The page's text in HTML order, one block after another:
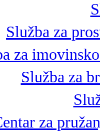
Služba za
za
Služba za
za